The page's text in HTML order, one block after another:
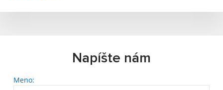
Napíšte nám
Meno: